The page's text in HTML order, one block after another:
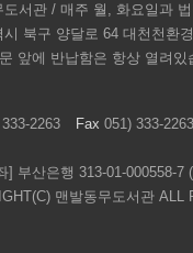
도서관 / 매주 월, 화요일과
시 북구 양달로 64 대천천환
앞에 반납함은 항상 열려있
2263 Fax 051) 333-
] 부산은행 313-01-000558-7
맨발동무도서관 ALL